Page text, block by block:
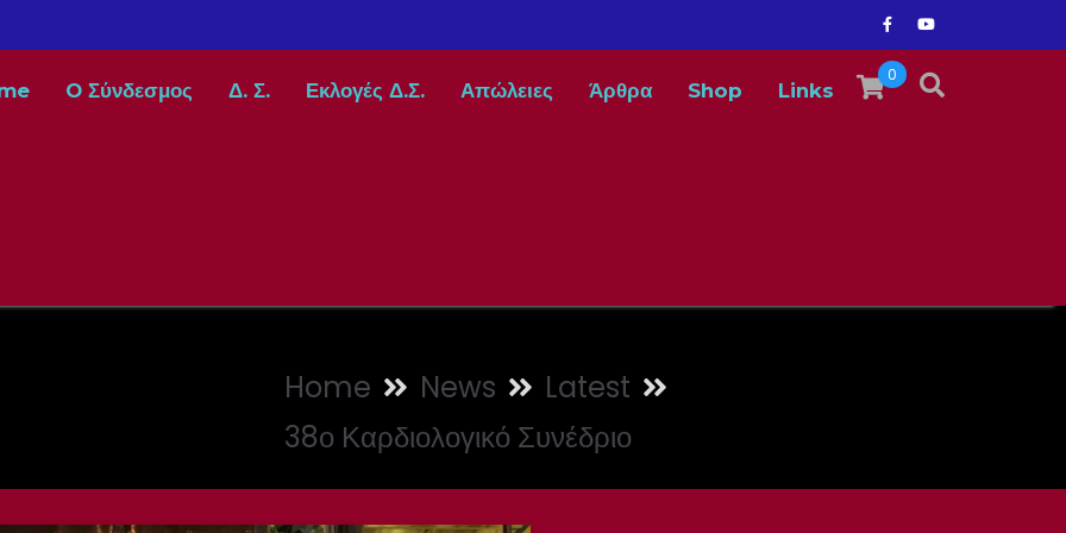
0
O Σύνδεσμος Δ. Σ. Εκλογές Δ.Σ. Απώλειες Άρθρα Shop Links
Home News
Latest
38ο Καρδιολογικό Συνέδριο